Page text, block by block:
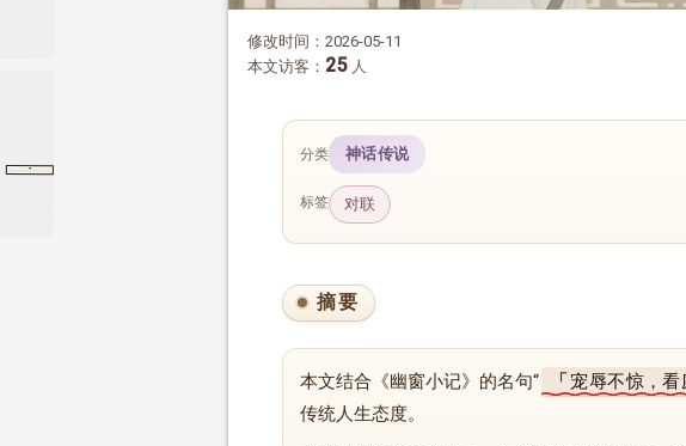
民间谚语
·
修改时间：2026-05-11
本文访客： 25 人
分类 神话传说
标签 对联
摘要
本文结合《幽窗小记》的名句“ 宠辱不惊，
传统人生态度。